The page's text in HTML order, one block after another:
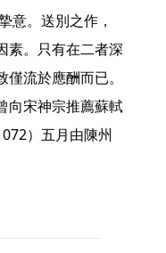
素。只有在二者深
流於應酬而已。
向宋神宗推薦蘇軾
）五月由陳州